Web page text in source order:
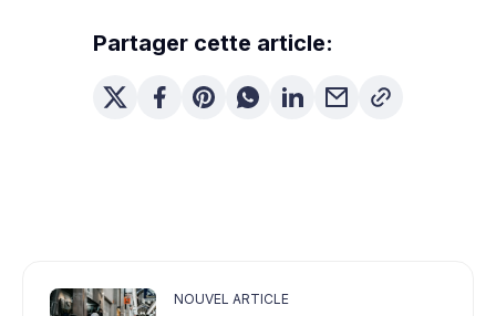
Partager cette article:
NOUVEL ARTICLE